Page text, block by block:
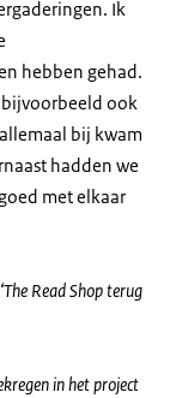
Ik
hebben gehad.
ook
bij kwam
hadden we
met elkaar
Read Shop terug
in het project